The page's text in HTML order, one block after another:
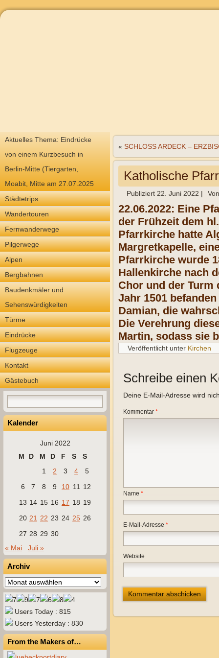
Aktuelles Thema: Eindrücke
von einem Kurzbesuch in
Berlin-Mitte (Tiergarten,
Moabit, Mitte am 27.07.2025
Städtetrips
Wandertouren
Fernwanderwege
Pilgerwege
Alpen
Bergbahnen
Baudenkmäler und
Sehenswürdigkeiten
Türme
Eindrücke
Flugzeuge
Kontakt
Gästebuch
Kalender
Juni 2022
M
D M D F S
S
1
2 3 4
5
6
7 8 9 10 11
12
13 14 15 16 17 18 19
20 21 22 23 24 25 26
27 28 29 30
« Mai
Juli »
Archiv
Archiv
Users Today : 815
Users Yesterday : 830
From the Makers of…
« SCHLOSS ARDECK –
Katholische
Publiziert 22. Juni 2022 | Von
22.06.2022: Eine
der Frühzeit dem
Pfarrkirche hatte
Margretkapelle,
Pfarrkirche wurde
Hallenkirche nach
Chor und der Turm
Jahr 1501
Damian, die
Die Verehrung
Martin, sodass sie
Veröffentlicht unter Kirchen
Schreibe einen
Deine E-Mail-Adresse wird
Kommentar *
Name *
E-Mail-Adresse *
Website